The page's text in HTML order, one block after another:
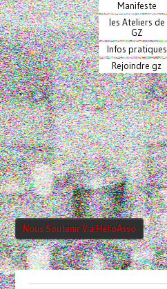
Manifeste
les Ateliers de
GZ
Infos pratiques
Rejoindre gz
Nous Soutenir Via HelloAsso